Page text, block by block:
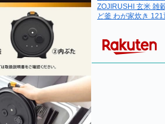
ZOJIRUSHI 玄米 雑
ど釜 わが家炊き 121